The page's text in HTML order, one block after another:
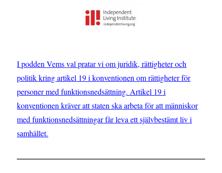
I podden Vems val pratar vi om juridik, rättigheter och
politik kring artikel 19 i konventionen om rättigheter för
personer med funktionsnedsättning. Artikel 19 i
konventionen kräver att staten ska arbeta för att människor
med funktionsnedsättningar får leva ett självbestämt liv i
samhället.